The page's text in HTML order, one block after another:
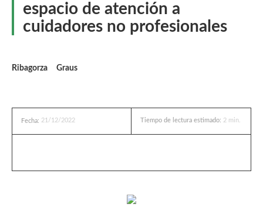
espacio de atención a
cuidadores no profesionales
Ribagorza Graus
Fecha: 21/12/2022 Tiempo de lectura estimado: 2 min.